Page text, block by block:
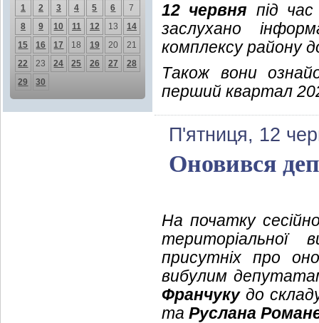
1
2 3 4 5 6
7
8
9 10 11 12 13
14
15
16 17 18 19 20
21
22
23 24 25 26 27
28
29
30
12 червня під
заслухано
комплексу району
Також вони
перший квартал
П'ятниця, 12
Оновився
На початку
територіальної
присутніх про
вибулим
Франчукудо
та Руслана